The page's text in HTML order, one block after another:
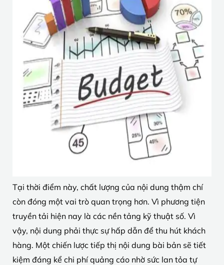
Tại thời điểm này, chất lượng của nội dung thậm chí
còn đóng một vai trò quan trọng hơn. Vì phương tiện
truyền tải hiện nay là các nền tảng kỹ thuật số. Vì
vậy, nội dung phải thực sự hấp dẫn để thu hút khách
hàng. Một chiến lược tiếp thị nội dung bài bản sẽ tiết
kiệm đáng kể chi phí quảng cáo nhờ sức lan tỏa tự